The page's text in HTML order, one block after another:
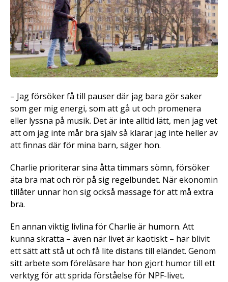
– Jag försöker få till pauser där jag bara gör saker
som ger mig energi, som att gå ut och promenera
eller lyssna på musik. Det är inte alltid lätt, men jag vet
att om jag inte mår bra själv så klarar jag inte heller av
att finnas där för mina barn, säger hon.
Charlie prioriterar sina åtta timmars sömn, försöker
äta bra mat och rör på sig regelbundet. När ekonomin
tillåter unnar hon sig också massage för att må extra
bra.
En annan viktig livlina för Charlie är humorn. Att
kunna skratta – även när livet är kaotiskt – har blivit
ett sätt att stå ut och få lite distans till eländet. Genom
sitt arbete som föreläsare har hon gjort humor till ett
verktyg för att sprida förståelse för NPF-livet.